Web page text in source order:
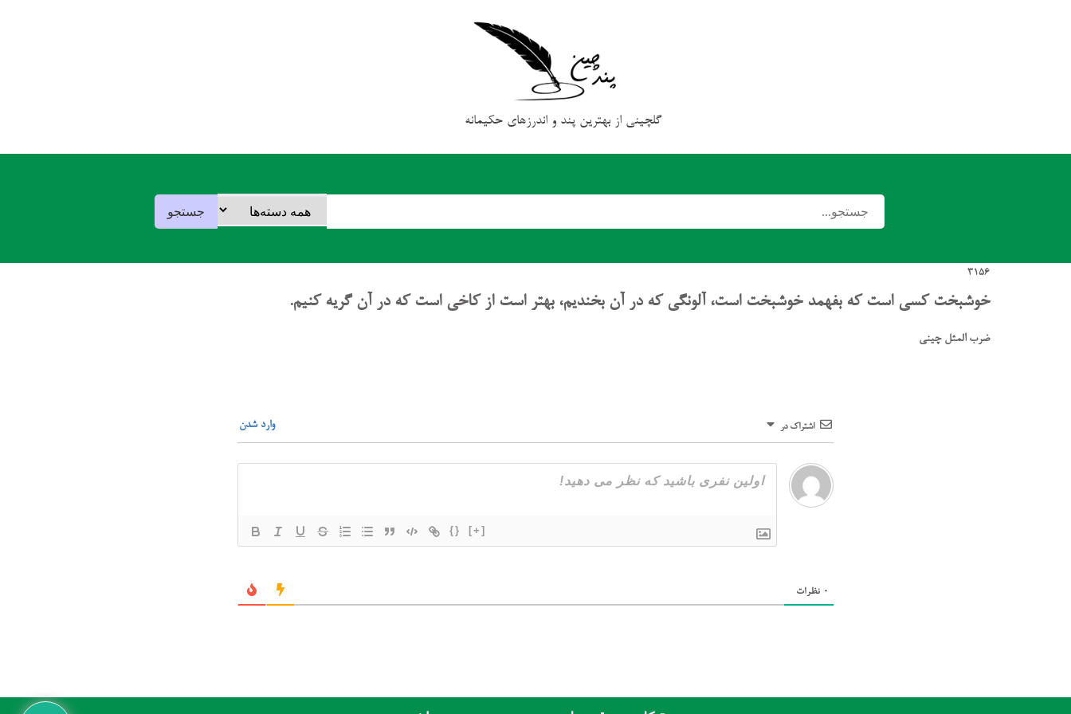
گلچینی از بهترین پند و اندرزهای حکیمانه
3156
خوشبخت کسی است که بفهمد خوشبخت است، آلونگی که در آن بخندیم، بهتر است از کاخی است که در آن گریه کنیم.
ضرب المثل چینی
اشتراک در وارد شدن
{} [+]
0 نظرات